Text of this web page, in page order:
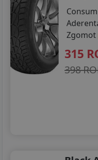
Consum
Zgomot
315
398